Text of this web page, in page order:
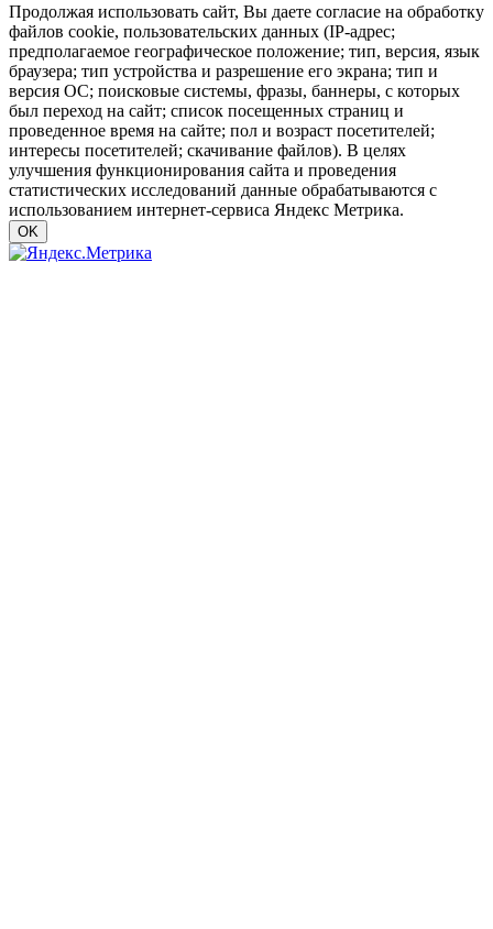
Продолжая использовать сайт, Вы даете согласие на обработку
файлов cookie, пользовательских данных (IP-адрес;
предполагаемое географическое положение; тип, версия, язык
браузера; тип устройства и разрешение его экрана; тип и
версия ОС; поисковые системы, фразы, баннеры, с которых
был переход на сайт; список посещенных страниц и
проведенное время на сайте; пол и возраст посетителей;
интересы посетителей; скачивание файлов). В целях
улучшения функционирования сайта и проведения
статистических исследований данные обрабатываются с
использованием интернет-сервиса Яндекс Метрика.
OK